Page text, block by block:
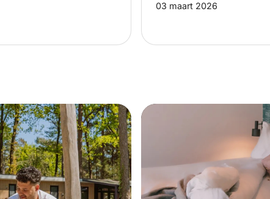
03 maart 2026